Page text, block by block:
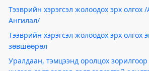
Тээврийн хэрэгсэл жолоодох эрх олгох
Ангилал/
Тээврийн хэрэгсэл жолоодох эрх олгох
зөвшөөрөл
Уралдаан, тэмцээнд оролцох